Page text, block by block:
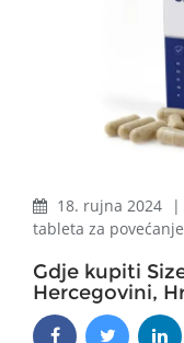
18. rujna 2024 |
tableta za
Gdje kupiti
Hercegovini,